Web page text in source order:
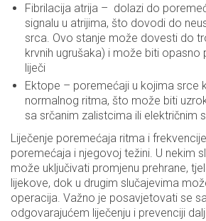
Fibrilacija atrija – dolazi do
signalu u atrijima, što dovodi do
srca. Ovo stanje može dovesti do
krvnih ugrušaka) i može biti opasno
liječi
Ektope – poremećaji u kojima srce
normalnog ritma, što može biti
sa srčanim zalistcima ili električnim
Liječenje poremećaja ritma i
poremećaja i njegovoj težini. U nekim
može uključivati promjenu prehrane,
lijekove, dok u drugim slučajevima
operacija. Važno je posavjetovati se
odgovarajućem liječenju i prevenciji